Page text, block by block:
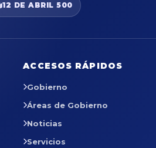
12 DE ABRIL 500
ACCESOS RÁPIDOS
Gobierno
Áreas de Gobierno
Noticias
Servicios